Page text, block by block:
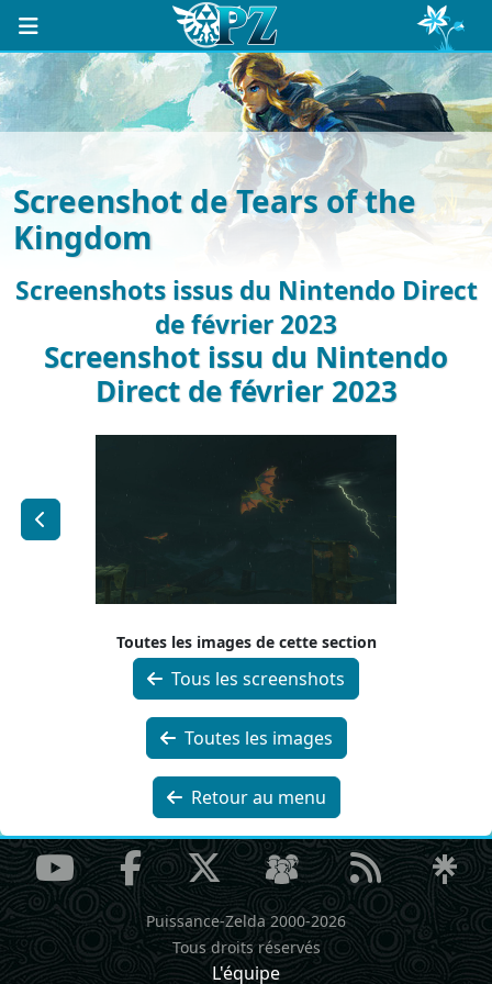
Screenshot de Tears of the
Kingdom
Screenshots issus du Nintendo Direct
de février 2023
Screenshot issu du Nintendo
Direct de février 2023
Toutes les images de cette section
Tous les screenshots
Toutes les images
Retour au menu
Puissance-Zelda 2000-2026
Tous droits réservés
L'équipe